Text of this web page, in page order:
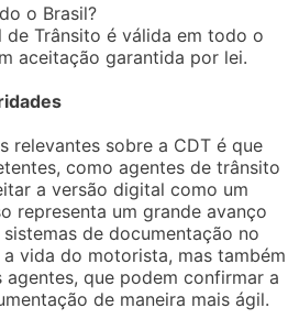
o Brasil?
de Trânsito é válida em todo o
aceitação garantida por lei.
relevantes sobre a CDT é que
como agentes de trânsito
a versão digital como um
representa um grande avanço
de documentação no
vida do motorista, mas também
que podem confirmar a
de maneira mais ágil.